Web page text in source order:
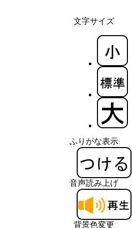
文字サイズ
ふりがな表示
音声読み上げ
背景色変更